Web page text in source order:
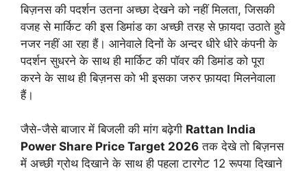
बिज़नस की पदर्शन उतना अच्छा देखने को नहीं मिलता, जिसकी
वजह से मार्किट की इस डिमांड का अच्छी तरह से फ़ायदा उठाते हुवे
नजर नहीं आ रहा हैं। आनेवाले दिनों के अन्दर धीरे धीरे कंपनी के
पदर्शन सुधरने के साथ ही मार्किट की पॉवर की डिमांड को पूरा
करने के साथ ही बिज़नस को भी इसका जरुर फ़ायदा मिलनेवाला
हैं।
जैसे-जैसे बाजार में बिजली की मांग बढ़ेगी Rattan India
Power Share Price Target 2026 तक देखे तो बिज़नस
में अच्छी ग्रोथ दिखाने के साथ ही पहला टारगेट 12 रूपया दिखाने